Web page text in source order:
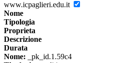
www.icpaglieri.edu.it
Nome
Tipologia
Proprieta
Descrizione
Durata
Nome: _pk_id.1.59c4